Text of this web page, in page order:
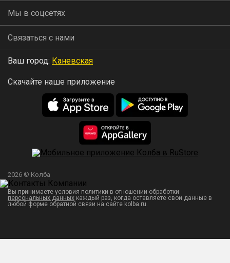
Мы в соцсетях
Связаться с нами
Ваш город: Каневская
Скачайте наше приложение
2026 © Колба
Вы принимаете условия политики в отношении обработки
персональных данных каждый раз, когда оставляете свои данные в
любой форме обратной связи на сайте kolba.ru.